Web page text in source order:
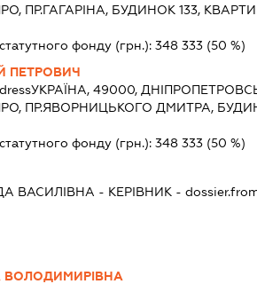
ПР.ГАГАРІНА, БУДИНОК 133,
фонду (грн.):348 333 (50 %)
ПЕТРОВИЧ
УКРАЇНА, 49000,
ПР.ЯВОРНИЦЬКОГО ДМИТРА,
фонду (грн.):348 333 (50 %)
ВАСИЛІВНА - КЕРІВНИК -
ВОЛОДИМИРІВНА